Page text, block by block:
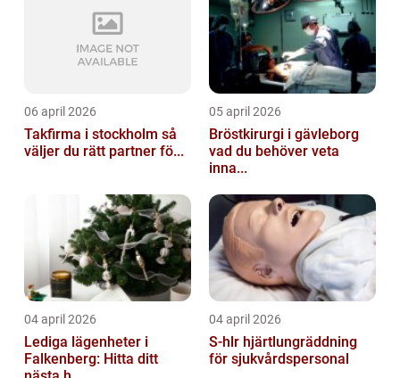
06 april 2026
Takfirma i stockholm så
väljer du rätt partner fö...
05 april 2026
Bröstkirurgi i gävleborg
vad du behöver veta
inna...
04 april 2026
Lediga lägenheter i
Falkenberg: Hitta ditt
04 april 2026
S-hlr hjärtlungräddning
för sjukvårdspersonal